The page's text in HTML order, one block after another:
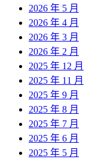
2026 年 5 月
2026 年 4 月
2026 年 3 月
2026 年 2 月
2025 年 12 月
2025 年 11 月
2025 年 9 月
2025 年 8 月
2025 年 7 月
2025 年 6 月
2025 年 5 月